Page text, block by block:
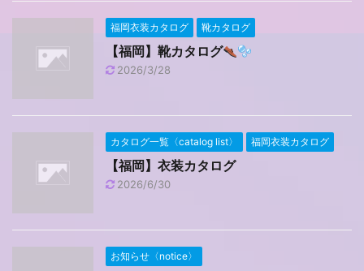
福岡衣装カタログ 靴カタログ
【福岡】靴カタログ
2026/3/28
カタログ一覧〈catalog list〉 福岡衣装カタログ
【福岡】衣装カタログ
2026/6/30
お知らせ〈notice〉